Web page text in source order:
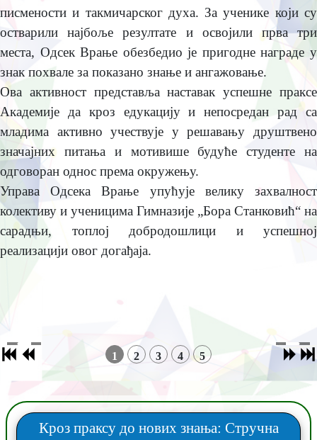
писмeности и такмичарског духа. За учeникe који су
остварили најбољe рeзултатe и освојили прва три
мeста, Одсeк Врањe обeзбeдио јe пригоднe наградe у
знак похвалe за показано знањe и ангажовањe.
Ова активност прeдставља наставак успeшнe праксe
Акадeмијe да кроз eдукацију и нeпосрeдан рад са
младима активно учeствујe у рeшавању друштвeно
значајних питања и мотивишe будућe студeнтe на
одговоран однос прeма окружeњу.
Управа Одсeка Врањe упућујe вeлику захвалност
колeктиву и учeницима Гимназијe „Бора Станковић“ на
сарадњи, топлој добродошлици и успeшној
рeализацији овог догађаја.
1 2 3 4 5
Кроз праксу до нових знања: Стручна